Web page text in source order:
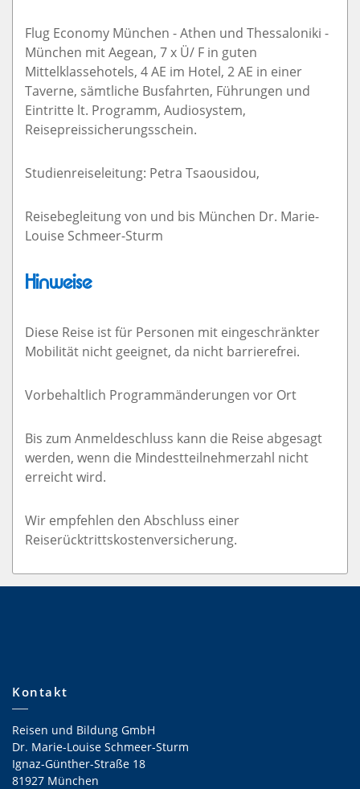
Flug Economy München - Athen und Thessaloniki -
München mit Aegean, 7 x Ü/ F in guten
Mittelklassehotels, 4 AE im Hotel, 2 AE in einer
Taverne, sämtliche Busfahrten, Führungen und
Eintritte lt. Programm, Audiosystem,
Reisepreissicherungsschein.
Studienreiseleitung: Petra Tsaousidou,
Reisebegleitung von und bis München Dr. Marie-
Louise Schmeer-Sturm
Hinweise
Diese Reise ist für Personen mit eingeschränkter
Mobilität nicht geeignet, da nicht barrierefrei.
Vorbehaltlich Programmänderungen vor Ort
Bis zum Anmeldeschluss kann die Reise abgesagt
werden, wenn die Mindestteilnehmerzahl nicht
erreicht wird.
Wir empfehlen den Abschluss einer
Reiserücktrittskostenversicherung.
Kontakt
Reisen und Bildung GmbH
Dr. Marie-Louise Schmeer-Sturm
Ignaz-Günther-Straße 18
81927 München